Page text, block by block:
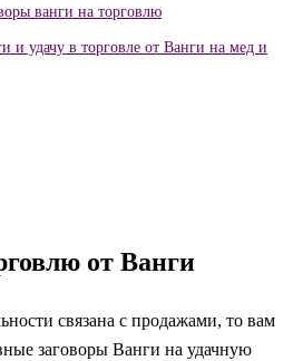
ванги на торговлю
и удачу в торговле от Ванги на мед и
от Ванги
связана с продажами, то вам
заговоры Ванги на удачную